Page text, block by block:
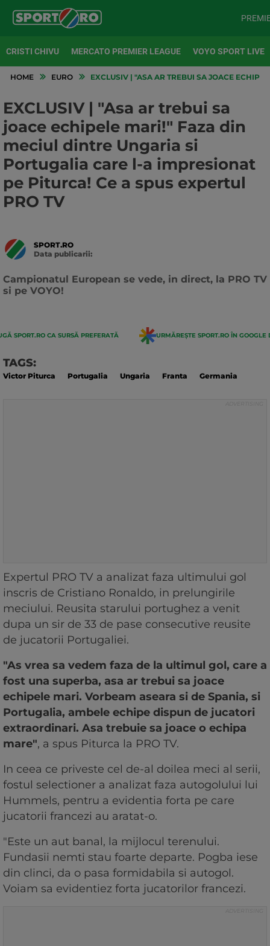
CRISTI CHIVU MERCATO PREMIER LEAGUE VOYO SPORT LIVE
HOME EURO EXCLUSIV | "ASA AR TREBUI SA JOACE
EXCLUSIV | "Asa ar trebui sa
joace echipele mari!" Faza din
meciul dintre Ungaria si
Portugalia care l-a impresionat
pe Piturca! Ce a spus expertul
PRO TV
SPORT.RO
Data publicarii:
Campionatul European se vede, in direct, la PRO TV
si pe VOYO!
SPORT.RO CA SURSĂ PREFERATĂ URMĂREȘTE SPORT.RO ÎN GOOGLE
TAGS:
Victor Piturca Portugalia Ungaria Franta Germania
Expertul PRO TV a analizat faza ultimului gol
inscris de Cristiano Ronaldo, in prelungirile
meciului. Reusita starului portughez a venit
dupa un sir de 33 de pase consecutive reusite
de jucatorii Portugaliei.
"As vrea sa vedem faza de la ultimul gol, care a
fost una superba, asa ar trebui sa joace
echipele mari. Vorbeam aseara si de Spania, si
Portugalia, ambele echipe dispun de jucatori
extraordinari. Asa trebuie sa joace o echipa
mare", a spus Piturca la PRO TV.
In ceea ce priveste cel de-al doilea meci al serii,
fostul selectioner a analizat faza autogolului lui
Hummels, pentru a evidentia forta pe care
jucatorii francezi au aratat-o.
"Este un aut banal, la mijlocul terenului.
Fundasii nemti stau foarte departe. Pogba iese
din clinci, da o pasa formidabila si autogol.
Voiam sa evidentiez forta jucatorilor francezi.